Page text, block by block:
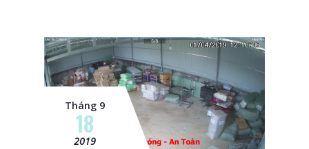
Tháng 9
18
2019